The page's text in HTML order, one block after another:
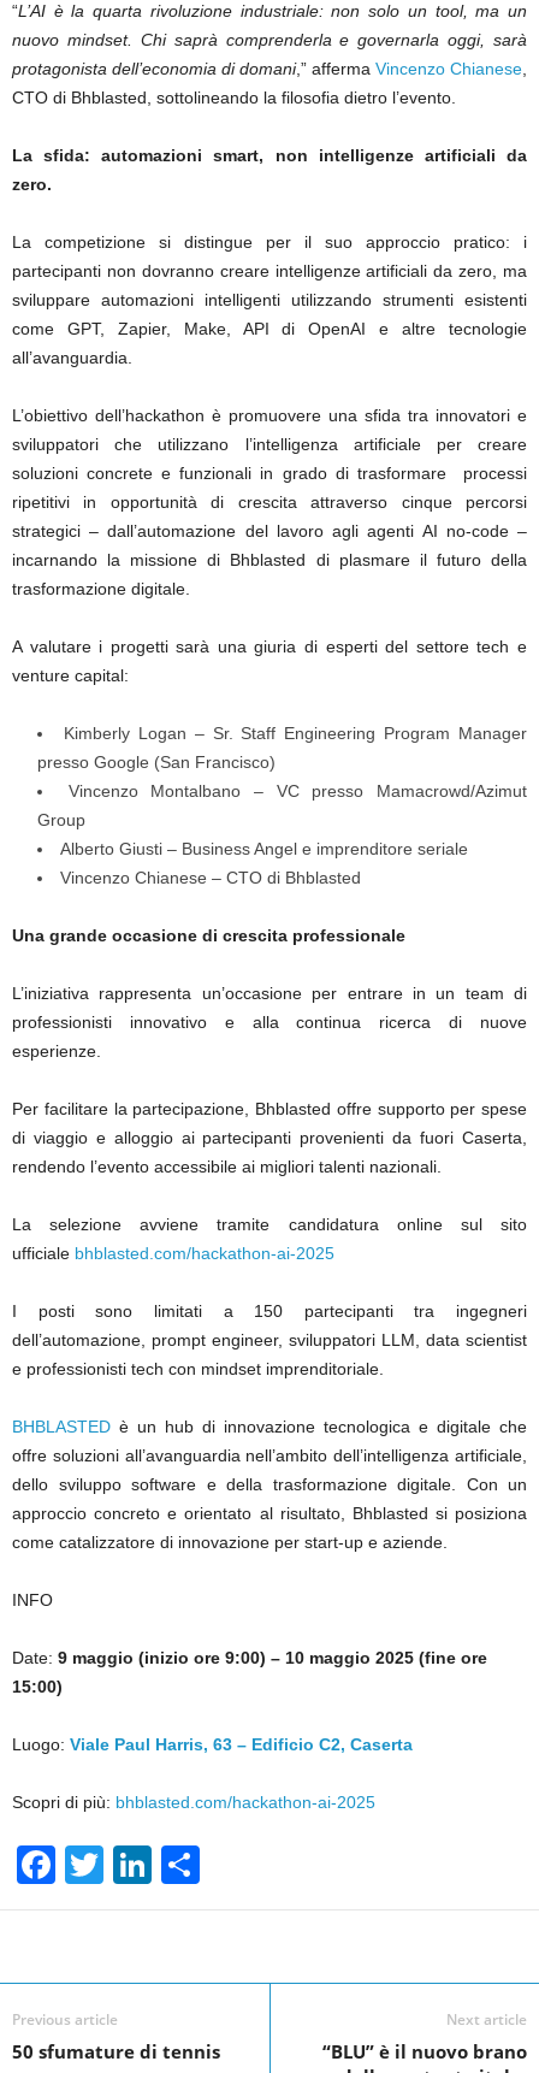
“L’AI è la quarta rivoluzione industriale: non solo un tool, ma un
nuovo mindset. Chi saprà comprenderla e governarla oggi, sarà
protagonista dell’economia di domani,” afferma Vincenzo Chianese
CTO di Bhblasted, sottolineando la filosofia dietro l’evento.
La sfida: automazioni smart, non intelligenze artificiali da
zero.
La competizione si distingue per il suo approccio pratico: i
partecipanti non dovranno creare intelligenze artificiali da zero, ma
sviluppare automazioni intelligenti utilizzando strumenti esistenti
come GPT, Zapier, Make, API di OpenAI e altre tecnologie
all’avanguardia.
L’obiettivo dell’hackathon è promuovere una sfida tra innovatori e
sviluppatori che utilizzano l’intelligenza artificiale per creare
soluzioni concrete e funzionali in grado di trasformare processi
ripetitivi in opportunità di crescita attraverso cinque percorsi
strategici – dall’automazione del lavoro agli agenti AI no-code –
incarnando la missione di Bhblasted di plasmare il futuro della
trasformazione digitale.
A valutare i progetti sarà una giuria di esperti del settore tech e
venture capital:
Kimberly Logan – Sr. Staff Engineering Program Manager
presso Google (San Francisco)
Vincenzo Montalbano – VC presso Mamacrowd/Azimut
Group
Alberto Giusti – Business Angel e imprenditore seriale
Vincenzo Chianese – CTO di Bhblasted
Una grande occasione di crescita professionale
L’iniziativa rappresenta un’occasione per entrare in un team di
professionisti innovativo e alla continua ricerca di nuove
esperienze.
Per facilitare la partecipazione, Bhblasted offre supporto per spese
di viaggio e alloggio ai partecipanti provenienti da fuori Caserta,
rendendo l’evento accessibile ai migliori talenti nazionali.
La selezione avviene tramite candidatura online sul sito
ufficiale bhblasted.com/hackathon-ai-2025
I posti sono limitati a 150 partecipanti tra ingegneri
dell’automazione, prompt engineer, sviluppatori LLM, data scientist
e professionisti tech con mindset imprenditoriale.
BHBLASTED è un hub di innovazione tecnologica e digitale che
offre soluzioni all’avanguardia nell’ambito dell’intelligenza artificiale,
dello sviluppo software e della trasformazione digitale. Con un
approccio concreto e orientato al risultato, Bhblasted si posiziona
come catalizzatore di innovazione per start-up e aziende.
INFO
Date: 9 maggio (inizio ore 9:00) – 10 maggio 2025 (fine ore
15:00)
Luogo: Viale Paul Harris, 63 – Edificio C2, Caserta
Scopri di più: bhblasted.com/hackathon-ai-2025
F
a
e
b
o
T
wi
er
Li
n
e
n
h
e
Previous article
50 sfumature di tennis
Next article
“BLU” è il nuovo brano